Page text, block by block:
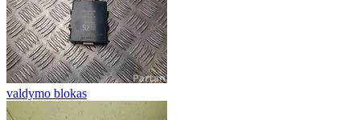
valdymo blokas